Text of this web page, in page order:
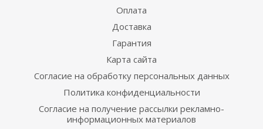
Оплата
Доставка
Гарантия
Карта сайта
Согласие на обработку персональных данных
Политика конфиденциальности
Согласие на получение рассылки рекламно-
информационных материалов